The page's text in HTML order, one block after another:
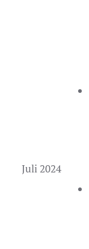
Juli 2024